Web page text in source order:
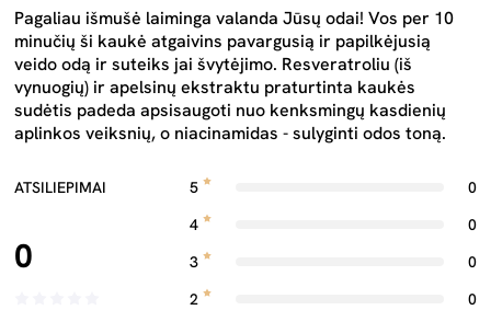
Pagaliau išmušė laiminga valanda Jūsų odai! Vos per 10
minučių ši kaukė atgaivins pavargusią ir papilkėjusią
veido odą ir suteiks jai švytėjimo. Resveratroliu (iš
vynuogių) ir apelsinų ekstraktu praturtinta kaukės
sudėtis padeda apsisaugoti nuo kenksmingų kasdienių
aplinkos veiksnių, o niacinamidas - sulyginti odos toną.
ATSILIEPIMAI
0
5
0
4
0
3
0
2
0